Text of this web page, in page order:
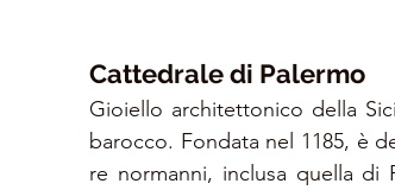
Cattedrale di Palermo
Gioiello architettonico della
barocco. Fondata nel 1185, è
re normanni, inclusa quella